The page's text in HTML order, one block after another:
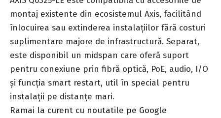
montaj existente din ecosistemul Axis, facilitând
înlocuirea sau extinderea instalațiilor fără costuri
suplimentare majore de infrastructură. Separat,
este disponibil un midspan care oferă suport
pentru conexiune prin fibră optică, PoE, audio, I/O
și funcția smart restart, util în special pentru
instalații pe distanțe mari.
Ramai la curent cu noutatile pe Google